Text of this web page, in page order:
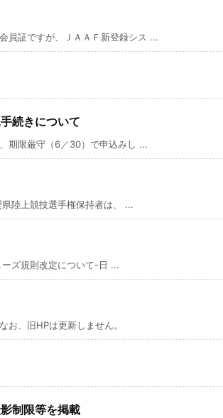
員証ですが、ＪＡＡＦ新登録シス ...
続きについて
期限厳守（6／30）で申込みし ...
陸上競技選手権保持者は、 ...
ズ規則改定について-日 ...
お、旧HPは更新しません。
制限等を掲載